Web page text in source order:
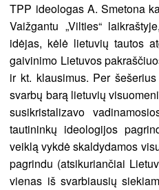
TPP ideologas A. Smetona
Vaižgantu „Vilties“
idėjas, kėlė lietuvių tautos
gaivinimo Lietuvos
ir kt. klausimus. Per
svarbų barą lietuvių
susikristalizavo
tautininkų ideologijos
veiklą vykdė skaldydamos
pagrindu (atsikuriančiai
vienas iš svarbiausių